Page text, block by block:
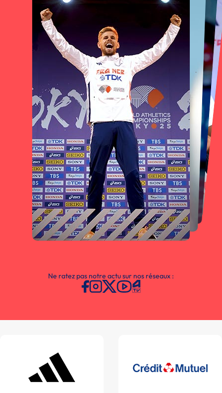
Ne ratez pas notre actu sur nos réseaux :